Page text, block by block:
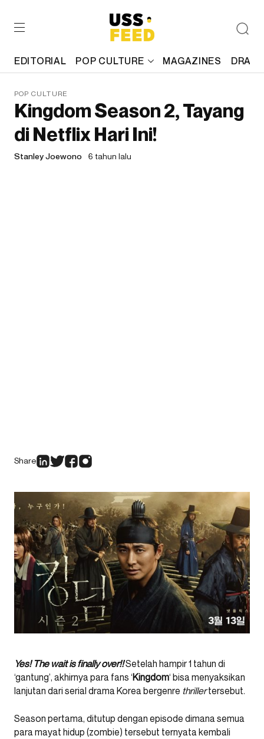
EDITORIAL POP CULTURE MAGAZINES
POP CULTURE
Kingdom Season 2, Tayang
di Netflix Hari Ini!
Stanley Joewono 6 tahun lalu
Share
Yes! The wait is finally over!!Setelah hampir 1 tahun di
‘gantung’, akhirnya para fans ‘Kingdom‘ bisa menyaksikan
lanjutan dari serial drama Korea bergenre thrillertersebut.
Season pertama, ditutup dengan episode dimana semua
para mayat hidup (zombie) tersebut ternyata kembali